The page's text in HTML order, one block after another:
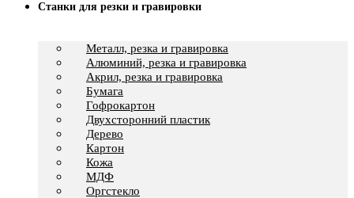
Станки для резки и гравировки
Металл, резка и гравировка
Алюминий, резка и гравировка
Акрил, резка и гравировка
Бумага
Гофрокартон
Двухсторонний пластик
Дерево
Картон
Кожа
МДФ
Оргстекло